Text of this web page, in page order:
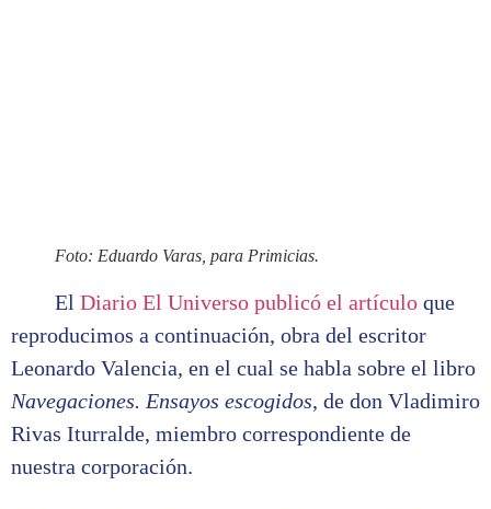
Foto: Eduardo Varas, para Primicias.
El Diario El Universo publicó el artículo que
reproducimos a continuación, obra del escritor
Leonardo Valencia, en el cual se habla sobre el libro
Navegaciones. Ensayos escogidos, de don Vladimiro
Rivas Iturralde, miembro correspondiente de
nuestra corporación.